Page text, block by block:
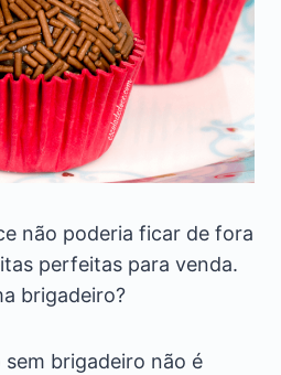
não poderia ficar de fora
perfeitas para venda.
brigadeiro?
brigadeiro não é